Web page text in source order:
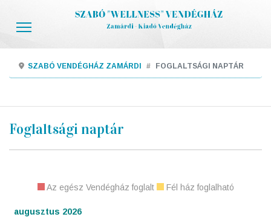
SZABÓ VENDÉGHÁZ ZAMÁRDI FOGLALTSÁGI NAPTÁR
Foglaltsági naptár
Az egész Vendégház foglalt Fél ház foglalható
augusztus 2026